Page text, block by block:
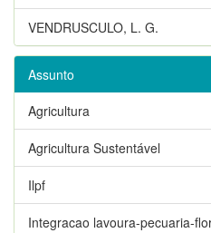
VENDRUSCULO, L. G.
Assunto
Agricultura
Agricultura Sustentável
Ilpf
Integracao lavoura-pecuaria-